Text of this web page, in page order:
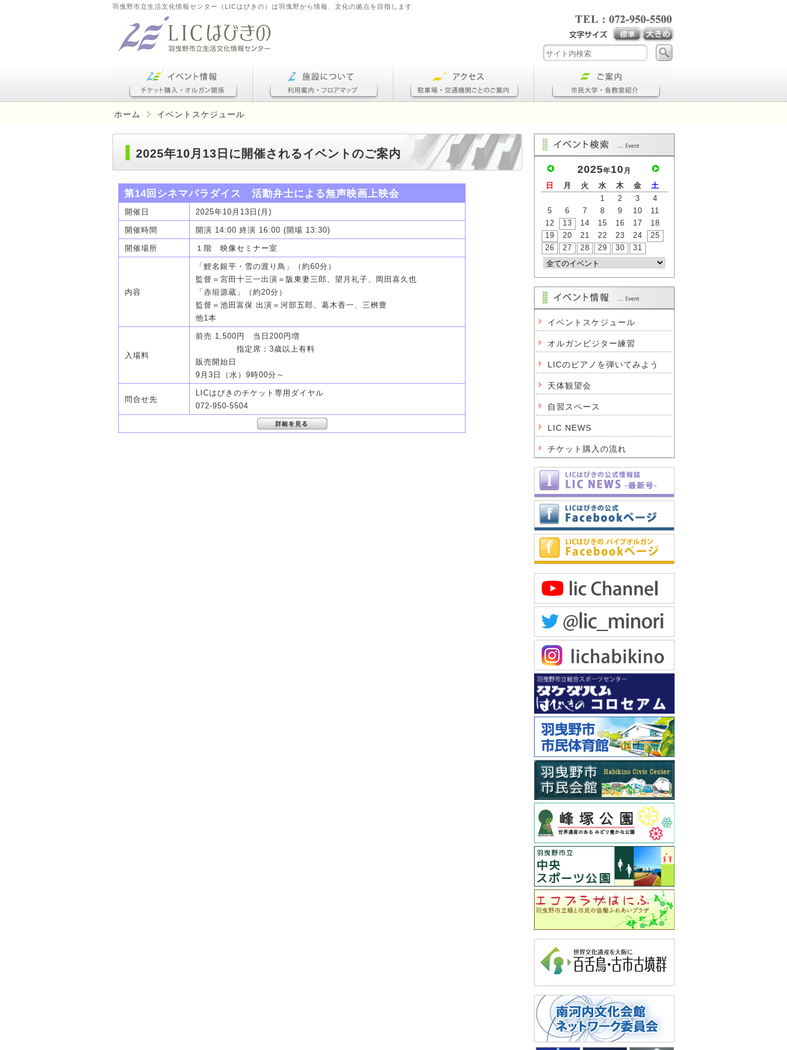
羽曳野市立生活文化情報センター（LICはびきの）は羽曳野から情報、文化の拠点を目指します
ホーム イベントスケジュール
2025年10月13日に開催されるイベントのご案内
第14回シネマパラダイス 活動弁士による無声映画上映会
開催日 2025年10月13日(月)
開催時間 開演 14:00 終演 16:00 (開場 13:30)
開催場所 １階 映像セミナー室
内容
「鯉名銀平・雪の渡り鳥」（約60分）
監督＝宮田十三一出演＝阪東妻三郎、望月礼子、岡田喜久也
「赤垣源蔵」（約20分）
監督＝池田富保 出演＝河部五郎、葛木香一、三桝豊
他1本
入場料
前売 1,500円 当日200円増
指定席：3歳以上有料
販売開始日
9月3日（水）9時00分～
問合せ先
LICはびきのチケット専用ダイヤル
072-950-5504
2025年10月
日
月 火 水 木 金
土
1
2 3
4
5
6 7 8 9 10
11
12
13 14 15 16 17
18
19
20 21 22 23 24
25
26
27 28 29 30 31
イベントスケジュール
オルガンビジター練習
LICのピアノを弾いてみよう
天体観望会
自習スペース
LIC NEWS
チケット購入の流れ